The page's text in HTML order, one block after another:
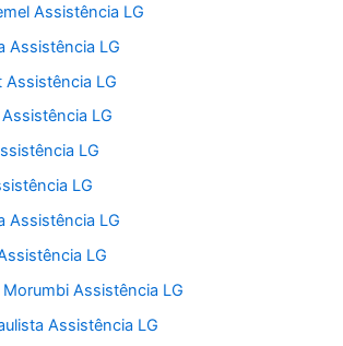
Assistência LG
Assistência LG
LG
LG
LG
LG
Assistência LG
LG
Assistência LG
Assistência LG